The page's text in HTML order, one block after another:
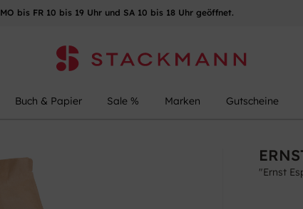
MO bis FR 10 bis 19 Uhr und SA 10 bis 18 Uhr geöffnet.
Buch & Papier Sale % Marken Gutscheine
"Ernst